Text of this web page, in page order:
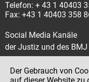
Telefon: + 43 1 40403
Fax: +43 1 40403 358
Social Media Kanäle
der Justiz und des BMJ
Der Gebrauch von